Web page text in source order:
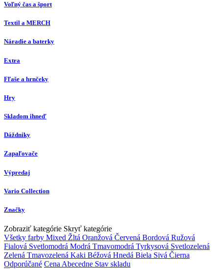
Voľný čas a šport
Textil a MERCH
Náradie a baterky
Extra
Fľaše a hrnčeky
Hry
Skladom ihneď
Dáždniky
Zapaľovače
Výpredaj
Vario Collection
Značky
Zobraziť kategórie Skryť kategórie
Všetky farby Mixed Žltá Oranžová Červená Bordová Ružová
Fialová Svetlomodrá Modrá Tmavomodrá Tyrkysová Svetlozelená
Zelená Tmavozelená Kaki Béžová Hnedá Biela Sivá Čierna
Odporúčané Cena Abecedne Stav skladu